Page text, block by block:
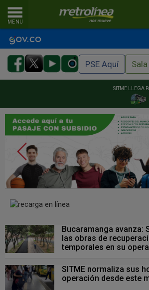
MENU
PSE Aquí
SITME LLEGA
Bucaramanga avanza:
las obras de
temporales en su
SITME normaliza sus
operación desde este